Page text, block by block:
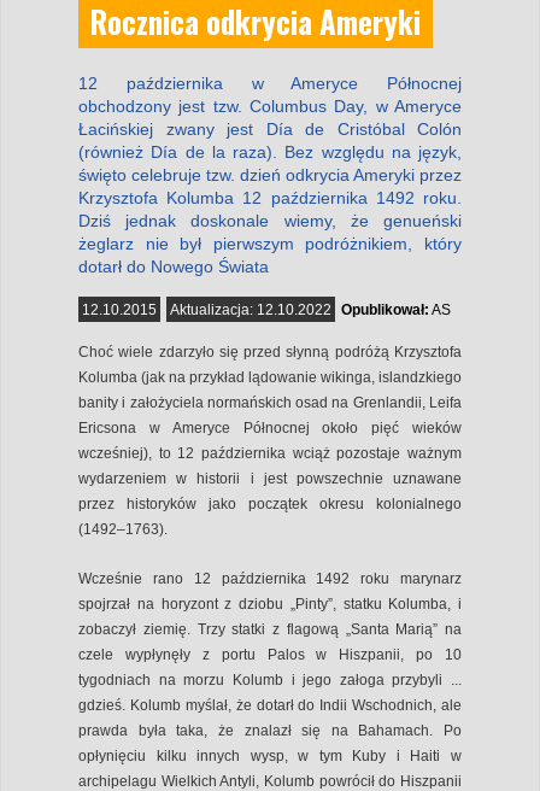
Rocznica odkrycia Ameryki
12 października w Ameryce Północnej
obchodzony jest tzw. Columbus Day, w Ameryce
Łacińskiej zwany jest Día de Cristóbal Colón
(również Día de la raza). Bez względu na język,
święto celebruje tzw. dzień odkrycia Ameryki przez
Krzysztofa Kolumba 12 października 1492 roku.
Dziś jednak doskonale wiemy, że genueński
żeglarz nie był pierwszym podróżnikiem, który
dotarł do Nowego Świata
12.10.2015 Aktualizacja: 12.10.2022 Opublikował: AS
Choć wiele zdarzyło się przed słynną podróżą Krzysztofa
Kolumba (jak na przykład lądowanie wikinga, islandzkiego
banity i założyciela normańskich osad na Grenlandii, Leifa
Ericsona w Ameryce Północnej około pięć wieków
wcześniej), to 12 października wciąż pozostaje ważnym
wydarzeniem w historii i jest powszechnie uznawane
przez historyków jako początek okresu kolonialnego
(1492–1763).
Wcześnie rano 12 października 1492 roku marynarz
spojrzał na horyzont z dziobu „Pinty”, statku Kolumba, i
zobaczył ziemię. Trzy statki z flagową „Santa Marią” na
czele wypłynęły z portu Palos w Hiszpanii, po 10
tygodniach na morzu Kolumb i jego załoga przybyli ...
gdzieś. Kolumb myślał, że dotarł do Indii Wschodnich, ale
prawda była taka, że znalazł się na Bahamach. Po
opłynięciu kilku innych wysp, w tym Kuby i Haiti w
archipelagu Wielkich Antyli, Kolumb powrócił do Hiszpanii